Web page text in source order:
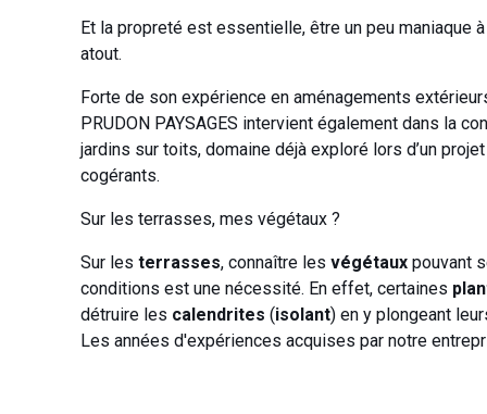
Et la propreté est essentielle, être un peu maniaque
atout.
Forte de son expérience en aménagements
PRUDON PAYSAGES intervient également dans la
jardins sur toits, domaine déjà exploré lors d’un
cogérants.
Sur les terrasses, mes végétaux ?
Sur lesterrasses, connaître lesvégétaux pouvant
conditions est une nécessité. En effet, certaines
détruire les calendrites (isolant) en y plongeant
Les années d'expériences acquises par notre